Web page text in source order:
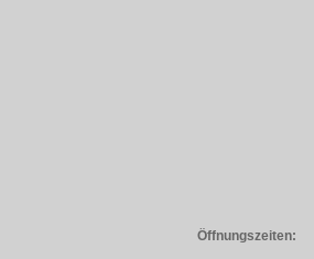
Öffnungszeiten: